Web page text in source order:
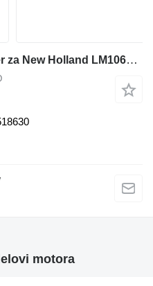
Maximus RCP1944 interkuler za New Holland LM1060 teleskopskog utovarivača
motora